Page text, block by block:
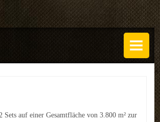
Sets auf einer Gesamtfläche von 3.800 m² zur